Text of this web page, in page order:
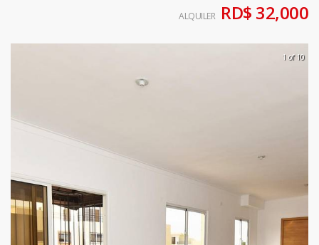
ALQUILER RD$ 32,000
1 of 10